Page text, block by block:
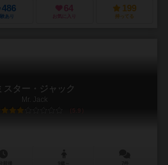
486
あり
64
お気に入り
199
持ってる
スター・ジャック
Mr. Jack
5.9